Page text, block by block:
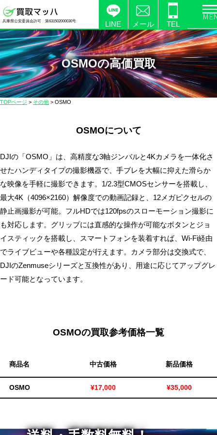
製
品
の
高
価
買
ら
取
マ
ッ
ハ】
無
料・
ス
ピ
兵庫県公安委員会許可 第631502000030号 LINE メール TEL
OSMOの高価買取
TOPページ > その他 > OSMO
OSMOについて
DJIの「OSMO」は、高精度な3軸ジンバルと4Kカメラを一体化さ
せたハンディタイプの撮影機器で、手ブレを大幅に抑えた滑らか
な映像を手軽に撮影できます。1/2.3型CMOSセンサーを搭載し、
最大4K（4096×2160）解像度での動画記録と、12メガピクセルの
静止画撮影が可能。フルHDでは120fpsのスローモーション撮影に
も対応します。グリップには直感的な操作が可能なボタンとジョ
イスティックを搭載し、スマートフォンを装着すれば、Wi-Fi経由
でライブビューや各種設定が行えます。カメラ部分は交換式で、
DJIのZenmuseシリーズと互換性があり、用途に応じてアップグレ
ード可能となっています。
OSMOの買取参考価格一覧
商品名 中古価格 新品価格
OSMO ¥17,000 ¥35,000